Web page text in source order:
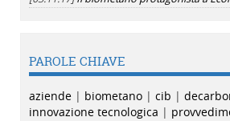
PAROLE CHIAVE
aziende | biometano | cib |
innovazione tecnologica |